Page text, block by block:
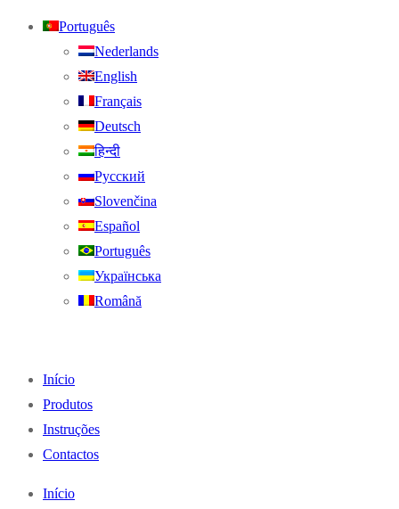
Português
Nederlands
English
Français
Deutsch
हिन्दी
Русский
Slovenčina
Español
Português
Українська
Română
Início
Produtos
Instruções
Contactos
Início